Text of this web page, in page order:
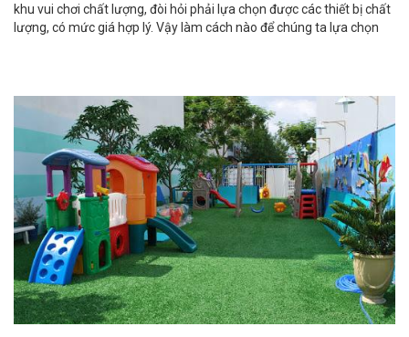
khu vui chơi chất lượng, đòi hỏi phải lựa chọn được các thiết bị chất
lượng, có mức giá hợp lý. Vậy làm cách nào để chúng ta lựa chọn